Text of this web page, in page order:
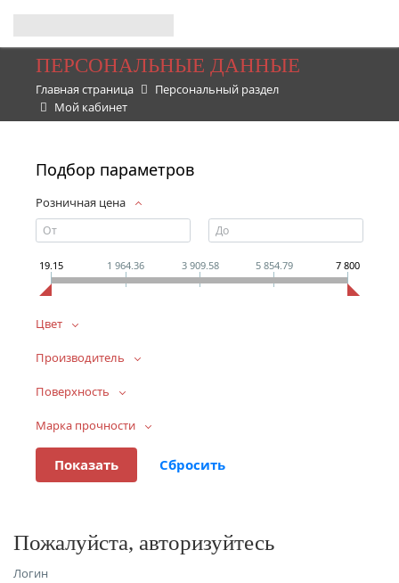
ПЕРСОНАЛЬНЫЕ ДАННЫЕ
Главная страница
Персональный раздел
Мой кабинет
Подбор параметров
Розничная цена
19.15 1 964.36 3 909.58 5 854.79 7 800
Цвет
Производитель
Поверхность
Марка прочности
Пожалуйста, авторизуйтесь
Логин